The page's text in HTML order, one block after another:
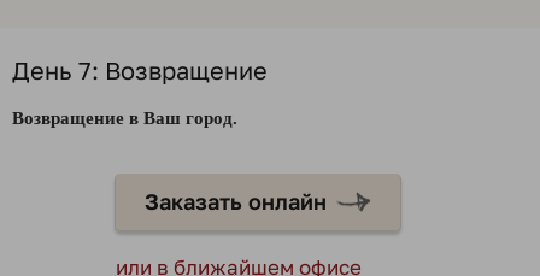
День 7: Возвращение
Возвращение в Ваш город.
Заказать онлайн
или в ближайшем офисе